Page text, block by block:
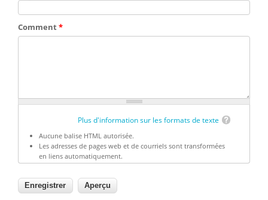
Comment*
Plus d'information sur les formats de texte
Aucune balise HTML autorisée.
Les adresses de pages web et de courriels sont transformées
en liens automatiquement.